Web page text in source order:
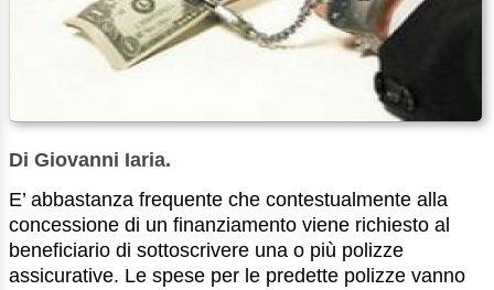
Di Giovanni Iaria.
E’ abbastanza frequente che contestualmente alla
concessione di un finanziamento viene richiesto al
beneficiario di sottoscrivere una o più polizze
assicurative. Le spese per le predette polizze vanno